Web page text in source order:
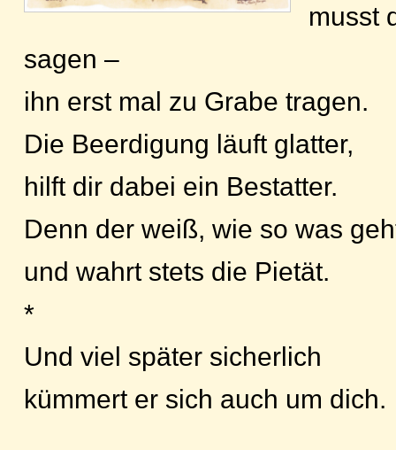
musst
sagen –
ihn erst mal zu Grabe tragen.
Die Beerdigung läuft glatter,
hilft dir dabei ein Bestatter.
Denn der weiß, wie so was
und wahrt stets die Pietät.
*
Und viel später sicherlich
kümmert er sich auch um dich.